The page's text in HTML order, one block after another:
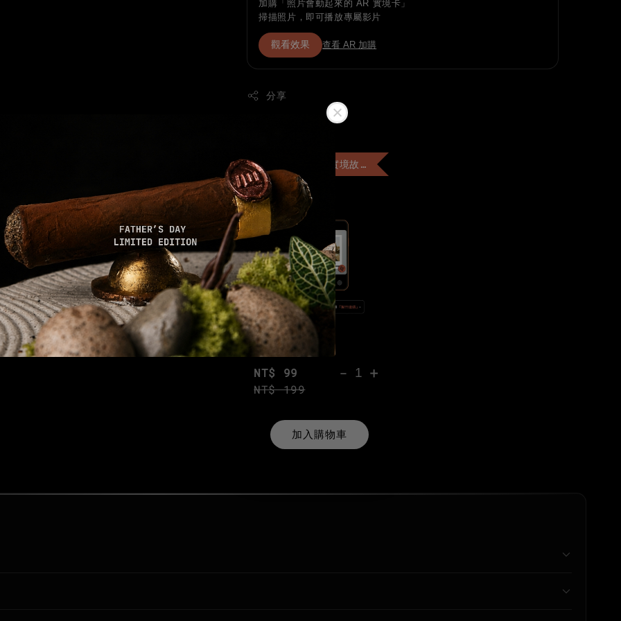
加購「照片會動起來的 AR 實境卡」
掃描照片，即可播放專屬影片
觀看效果 查看 AR 加購
分享
+$99 客製「AR實境故事卡」
AR實境卡
NT$ 99
NT$ 199
- +
加入購物車